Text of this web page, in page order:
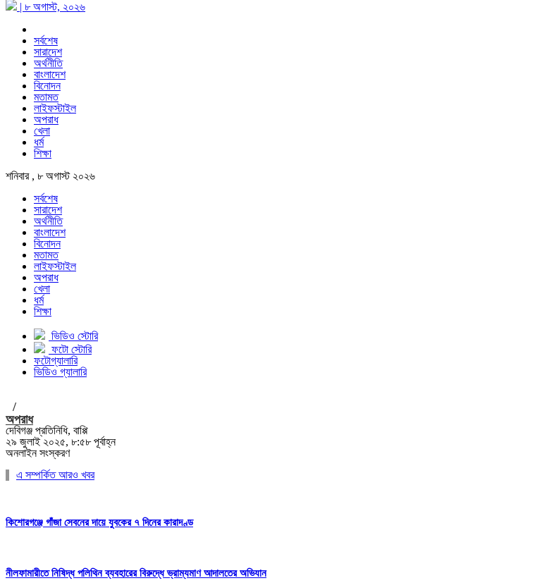
| ৮ অগাস্ট, ২০২৬
সর্বশেষ
সারাদেশ
অর্থনীতি
বাংলাদেশ
বিনোদন
মতামত
লাইফস্টাইল
অপরাধ
খেলা
ধর্ম
শিক্ষা
শনিবার , ৮ অগাস্ট ২০২৬
সর্বশেষ
সারাদেশ
অর্থনীতি
বাংলাদেশ
বিনোদন
মতামত
লাইফস্টাইল
অপরাধ
খেলা
ধর্ম
শিক্ষা
ভিডিও স্টোরি
ফটো স্টোরি
ফটোগ্যালারি
ভিডিও গ্যালারি
/
অপরাধ
দেবিগঞ্জ প্রতিনিধি, বাপ্পি
২৯ জুলাই ২০২৫, ৮:৫৮ পূর্বাহ্ন
অনলাইন সংস্করণ
এ সম্পর্কিত আরও খবর
কিশোরগঞ্জে গাঁজা সেবনের দায়ে যুবকের ৭ দিনের কারাদণ্ড
নীলফামারীতে নিষিদ্ধ পলিথিন ব্যবহারের বিরুদ্ধে ভ্রাম্যমাণ আদালতের অভিযান